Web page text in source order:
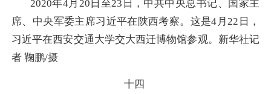
2020年4月20日至23日，中共中央总书记、国家主
席、中央军委主席习近平在陕西考察。这是4月22日，
习近平在西安交通大学交大西迁博物馆参观。新华社记
者 鞠鹏/摄
十四